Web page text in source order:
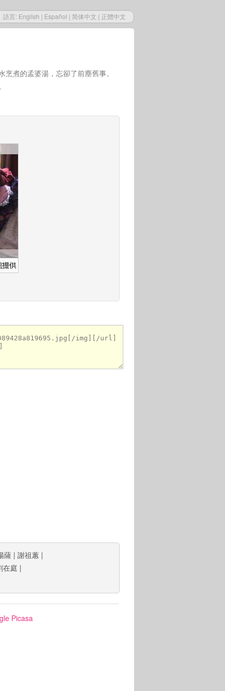
語言: English | Español | 简体中文 | 正體中文
煮的孟婆湯，忘卻了前塵舊事。
薩 | 謝祖蕙 |
在庭 |
Picasa